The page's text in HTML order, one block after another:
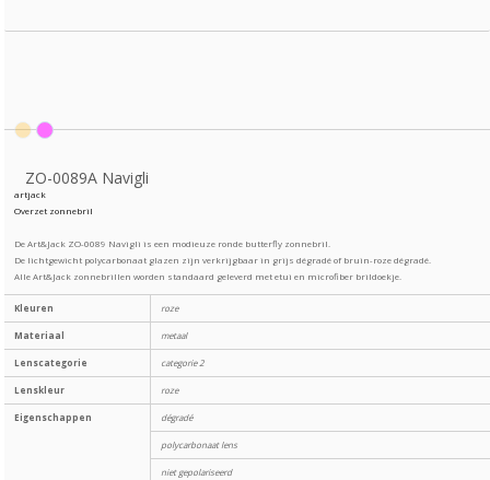
ZO-0089A Navigli
artjack
Overzet zonnebril
De Art&Jack ZO-0089 Navigli is een modieuze ronde butterfly zonnebril.
De lichtgewicht polycarbonaat glazen zijn verkrijgbaar in grijs dégradé of bruin-roze dégradé.
Alle Art&Jack zonnebrillen worden standaard geleverd met etui en microfiber brildoekje.
Kleuren roze
Materiaal metaal
Lenscategorie categorie 2
Lenskleur roze
Eigenschappen dégradé
polycarbonaat lens
niet gepolariseerd